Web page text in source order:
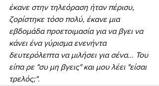
έκανε στην τηλεόραση ήταν πέρισυ,
ζορίστηκε τόσο πολύ, έκανε μια
εβδομάδα προετοιμασία για να βγει να
κάνει ένα γύρισμα ενενήντα
δευτερόλεπτα να μιλήσει για σένα... Του
είπα ρε "συ μη βγεις" και μου λέει "είσαι
τρελός;".